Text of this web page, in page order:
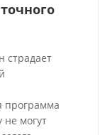
страдает
программа
не могут